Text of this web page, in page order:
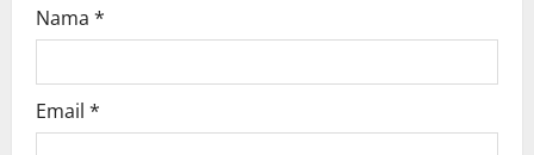
Nama *
Email *